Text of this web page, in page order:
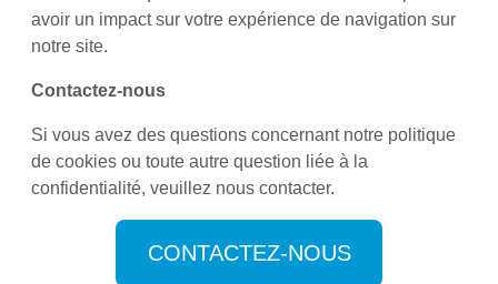
avoir un impact sur votre expérience de navigation sur
notre site.
Contactez-nous
Si vous avez des questions concernant notre politique
de cookies ou toute autre question liée à la
confidentialité, veuillez nous contacter.
CONTACTEZ-NOUS